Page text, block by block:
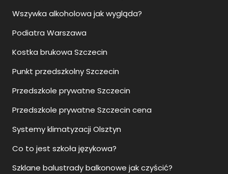
Wszywka alkoholowa jak wygląda?
Podiatra Warszawa
Kostka brukowa Szczecin
Punkt przedszkolny Szczecin
Przedszkole prywatne Szczecin
Przedszkole prywatne Szczecin cena
Systemy klimatyzacji Olsztyn
Co to jest szkoła językowa?
Szklane balustrady balkonowe jak czyścić?